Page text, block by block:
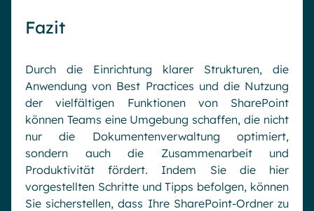
Fazit
Durch die Einrichtung klarer Strukturen, die
Anwendung von Best Practices und die Nutzung
der vielfältigen Funktionen von SharePoint
können Teams eine Umgebung schaffen, die nicht
nur die Dokumentenverwaltung optimiert,
sondern auch die Zusammenarbeit und
Produktivität fördert. Indem Sie die hier
vorgestellten Schritte und Tipps befolgen, können
Sie sicherstellen, dass Ihre SharePoint-Ordner zu